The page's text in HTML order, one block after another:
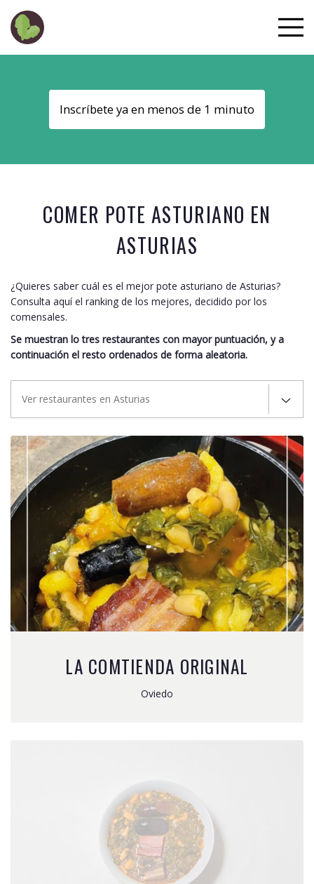
Inscríbete ya en menos de 1 minuto
COMER POTE ASTURIANO EN
ASTURIAS
¿Quieres saber cuál es el mejor pote asturiano de Asturias?
Consulta aquí el ranking de los mejores, decidido por los
comensales.
Se muestran lo tres restaurantes con mayor puntuación, y a
continuación el resto ordenados de forma aleatoria.
Ver restaurantes en Asturias
LA COMTIENDA ORIGINAL
Oviedo